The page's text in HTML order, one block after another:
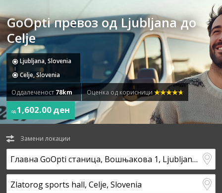
GoOpti превоз од Ljubljana до
Celje
Ljubljana, Slovenia
Celje, Slovenia
Оддалеченост 78km Оценка од корисници
од 1,602.00 ден
Замени локации